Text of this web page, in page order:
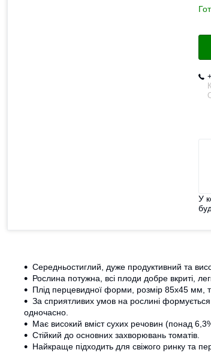
У
Середньостиглий, дуже продуктивний та
Рослина потужна, всі плоди добре вкриті,
Плід перцевидної форми, розмір 85х45 мм,
За сприятливих умов на рослині
одночасно.
Має високий вміст сухих речовин (понад
Стійкий до основних захворювань томатів.
Найкраще підходить для свіжого ринку та